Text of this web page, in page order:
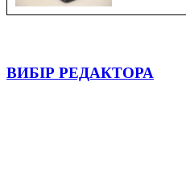
ВИБІР РЕДАКТОРА